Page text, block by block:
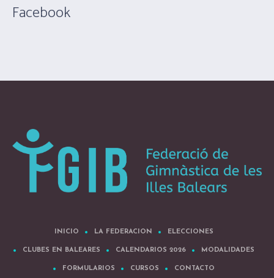
Facebook
INICIO LA FEDERACION ELECCIONES
CLUBES EN BALEARES CALENDARIOS 2026 MODALIDADES
FORMULARIOS CURSOS CONTACTO